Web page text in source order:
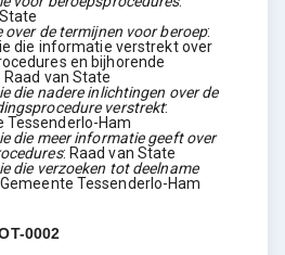
de termijnen voor beroep:
die informatie verstrekt over
en bijhorende
van State
die nadere inlichtingen over de
verstrekt:
Tessenderlo-Ham
die meer informatie geeft over
: Raad van State
die verzoeken tot deelname
Gemeente Tessenderlo-Ham
0002